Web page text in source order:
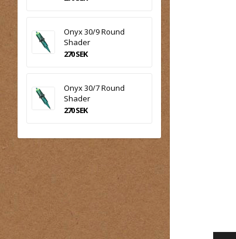
Onyx 30/9 Round
Shader
270 SEK
Onyx 30/7 Round
Shader
270 SEK